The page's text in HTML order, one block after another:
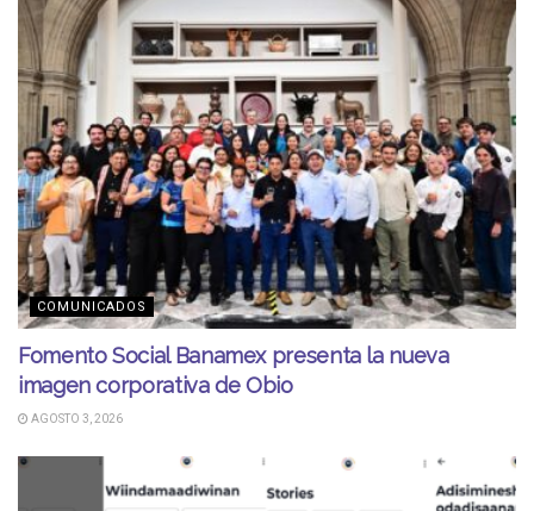
COMUNICADOS
Fomento Social Banamex presenta la nueva
imagen corporativa de Obio
AGOSTO 3, 2026